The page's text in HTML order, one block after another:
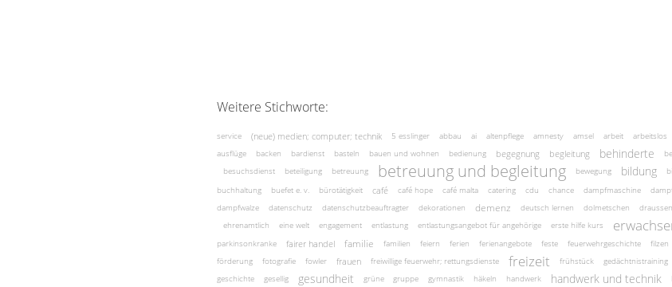
Weitere Stichworte:
service (neue) medien; computer; technik 5 esslinger abbau ai altenpflege amnesty amsel arbeit arbeitslos
ausflüge
backen bardienst basteln bauen und wohnen bedienung begegnung begleitung behinderte
besuchsdienst
beteiligung betreuung betreuung und begleitung bewegung bildung
buchhaltung
buefet e. v. bürotätigkeit café café hope café malta catering cdu chance dampfmaschine
dampfwalze
datenschutz datenschutzbeauftragter dekorationen demenz deutsch lernen dolmetschen
ehrenamtlich eine welt engagement entlastung entlastungsangebot für angehörige erste hilfe kurs
parkinsonkranke
fairer handel familie familien feiern ferien ferienangebote feste feuerwehrgeschichte filzen
förderung fotografie fowler frauen freiwillige feuerwehr; rettungsdienste freizeit frühstück gedächtnistraining
geschichte
gesellig gesundheit grüne gruppe gymnastik häkeln handwerk handwerk und technik